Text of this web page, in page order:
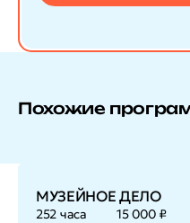
Похожие
МУЗЕЙНОЕ ДЕЛО
252 часа 15 000 ₽